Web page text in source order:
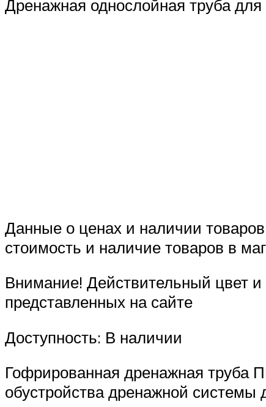
Дренажная однослойная труба
Данные о ценах и наличии
стоимость и наличие товаров в
Внимание! Действительный цвет и
представленных на сайте
Доступность: В наличии
Гофрированная дренажная труба
обустройства дренажной